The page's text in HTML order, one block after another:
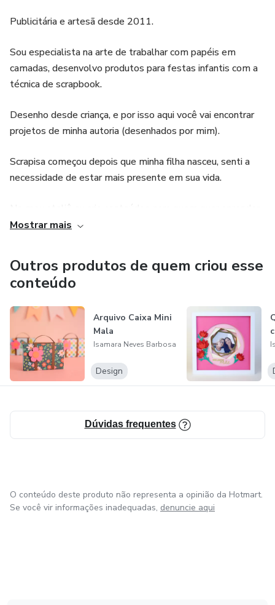
Publicitária e artesã desde 2011.
Sou especialista na arte de trabalhar com papéis em
camadas, desenvolvo produtos para festas infantis com a
técnica de scrapbook.
Desenho desde criança, e por isso aqui você vai encontrar
projetos de minha autoria (desenhados por mim).
Scrapisa começou depois que minha filha nasceu, senti a
necessidade de estar mais presente em sua vida.
a trabalhar com artesanato na área de festas infantis.
Brasil.
Mostrar mais
Outros produtos de quem criou esse
conteúdo
Arquivo Caixa Mini
Mala
Isamara Neves Barbosa
Design
Dúvidas frequentes
O conteúdo deste produto não representa a opinião da Hotmart.
Se você vir informações inadequadas, denuncie aqui